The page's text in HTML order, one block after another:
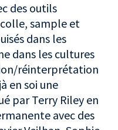
des outils
sample et
dans les
dans les cultures
réinterprétation
en soi une
par Terry Riley en
avec des